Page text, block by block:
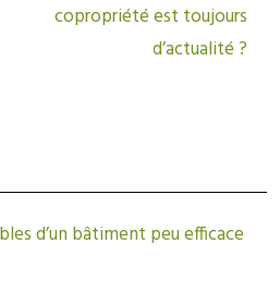
copropriété est toujours
d’actualité ?
d’un bâtiment peu efficace